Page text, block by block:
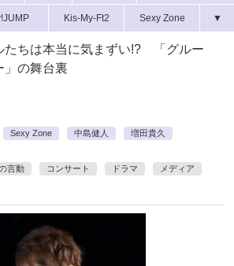
Kis-My-Ft2 Sexy Zone ▼
たちは本当に気まずい!? 「グルー
」の舞台裏
Sexy Zone 中島健人
増田貴久
言動 コンサート ドラマ
メディア